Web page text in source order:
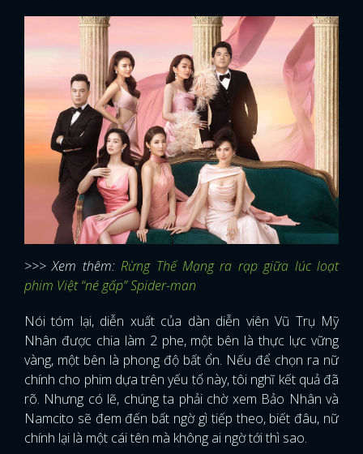
ĐĂNG NHẬP
>>> Xem thêm:Rừng Thế Mạng ra rạp giữa lúc loạt
phim Việt “né gấp” Spider-man
Nói tóm lại, diễn xuất của dàn diễn viên Vũ Trụ Mỹ
Nhân được chia làm 2 phe, một bên là thực lực vững
vàng, một bên là phong độ bất ổn. Nếu để chọn ra nữ
chính cho phim dựa trên yếu tố này, tôi nghĩ kết quả đã
rõ. Nhưng có lẽ, chúng ta phải chờ xem Bảo Nhân và
Namcito sẽ đem đến bất ngờ gì tiếp theo, biết đâu, nữ
chính lại là một cái tên mà không ai ngờ tới thì sao.